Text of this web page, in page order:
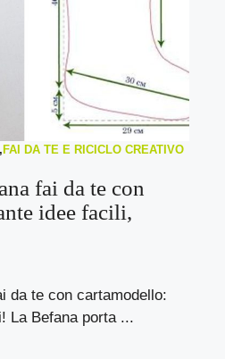
, FAI DA TE E RICICLO CREATIVO
fai da te con
idee facili,
da te con cartamodello:
La Befana porta ...